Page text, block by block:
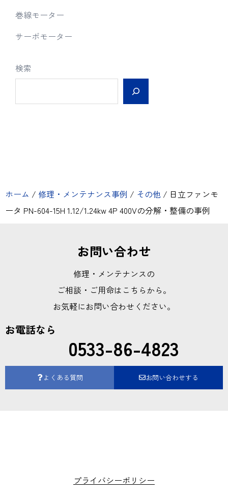
巻線モーター
サーボモーター
検索
ホーム / 修理・メンテナンス事例 / その他 / 日立ファンモ
ータ PN-604-15H 1.12/1.24kw 4P 400Vの分解・整備の事例
お問い合わせ
修理・メンテナンスの
ご相談・ご用命はこちらから。
お気軽にお問い合わせください。
お電話なら
0533-86-4823
よくある質問 お問い合わせする
プライバシーポリシー